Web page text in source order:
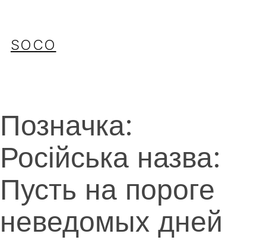
SOCO
Позначка:
Російська назва:
Пусть на пороге
неведомых дней